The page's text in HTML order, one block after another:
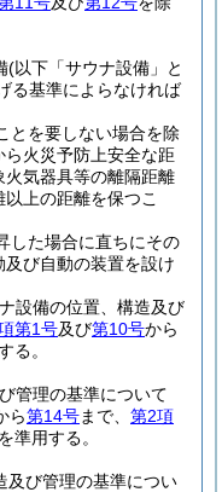
(以下「サウナ設備」と
る基準によらなければ
とを要しない場合を除
ら火災予防上安全な距
気器具等の離隔距離
上の距離を保つこ
した場合に直ちにその
び自動の装置を設け
設備の位置、構造及び
第1号及び第10号から
る。
管理の基準について
ら第14号まで、 第2項
準用する。
及び管理の基準につい